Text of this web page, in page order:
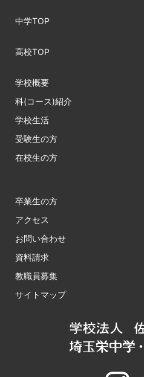
中学TOP
高校TOP
学校概要
科(コース)紹介
学校生活
受験生の方
在校生の方
卒業生の方
アクセス
お問い合わせ
資料請求
教職員募集
サイトマップ